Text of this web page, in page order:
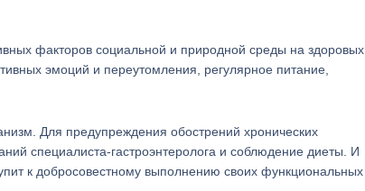
факторов социальной и природной среды на здоровых
эмоций и переутомления, регулярное питание,
Для предупреждения обострений хронических
специалиста-гастроэнтеролога и соблюдение диеты. И
к добросовестному выполнению своих функциональных